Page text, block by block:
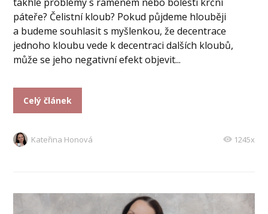
páteře? Čelistní kloub? Pokud půjdeme hlouběji
a budeme souhlasit s myšlenkou, že decentrace
jednoho kloubu vede k decentraci dalších kloubů,
může se jeho negativní efekt objevit...
Celý článek
Kateřina Honová 1245x